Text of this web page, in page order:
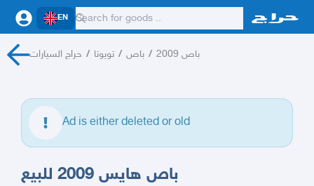
EN
حراج السيارات / تويوتا / باص / باص 2009
Ad is either deleted or old
باص هايس 2009 للبيع